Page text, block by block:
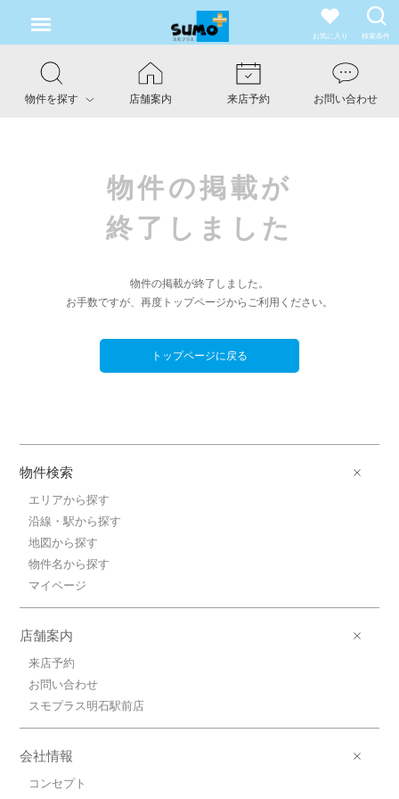
お気に入り 検索条件
物件を探す 店舗案内 来店予約 お問い合わせ
物件の掲載が
終了しました
物件の掲載が終了しました。
お手数ですが、再度トップページからご利用ください。
トップページに戻る
物件検索
エリアから探す
沿線・駅から探す
地図から探す
物件名から探す
マイページ
店舗案内
来店予約
お問い合わせ
スモプラス明石駅前店
会社情報
コンセプト